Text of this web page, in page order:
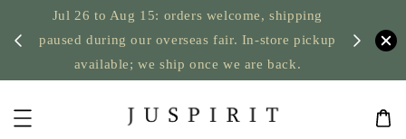
Jul 26 to Aug 15: orders welcome, shipping
paused during our overseas fair. In-store pickup
available; we ship once we are back.
US